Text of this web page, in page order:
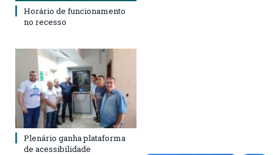
Horário de funcionamento
no recesso
Plenário ganha plataforma
de acessibilidade